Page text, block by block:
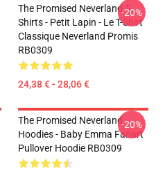
The Promised Neverland T-
Shirts - Petit Lapin - Le T-Shirt
Classique Neverland Promis
RB0309
24,38 € - 28,06 €
-20%
The Promised Neverland
Hoodies - Baby Emma Fanart
Pullover Hoodie RB0309
-20%